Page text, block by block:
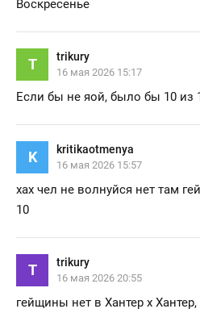
Воскресенье
T trikury
16 мая 2026 15:17
Если бы не яой, было бы 10 из
K kritikaotmenya
16 мая 2026 15:57
хах чел не волнуйся нет там
10
T trikury
16 мая 2026 20:55
гейщины нет в Хантер х Хантер,